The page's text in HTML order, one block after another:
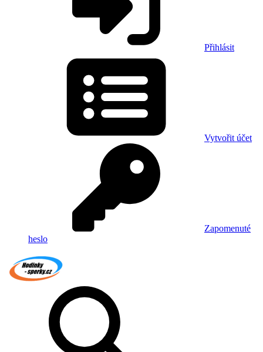
Přihlásit
Vytvořit účet
Zapomenuté
heslo